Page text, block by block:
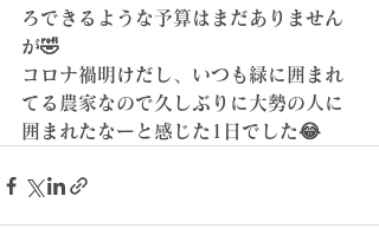
ろできるような予算はまだありません
が🤣
コロナ禍明けだし、いつも緑に囲まれ
てる農家なので久しぶりに大勢の人に
囲まれたなーと感じた1日でした😂